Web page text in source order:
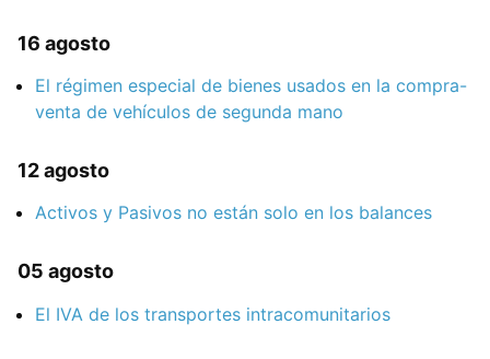
16 agosto
El régimen especial de bienes usados en la compra-
venta de vehículos de segunda mano
12 agosto
Activos y Pasivos no están solo en los balances
05 agosto
El IVA de los transportes intracomunitarios